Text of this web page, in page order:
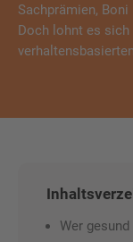
Sachprämien,
Doch lohnt es
Wer